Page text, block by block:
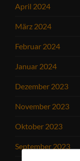
April 2024
März 2024
Februar 2024
Januar 2024
Dezember 2023
November 2023
Oktober 2023
September 2023